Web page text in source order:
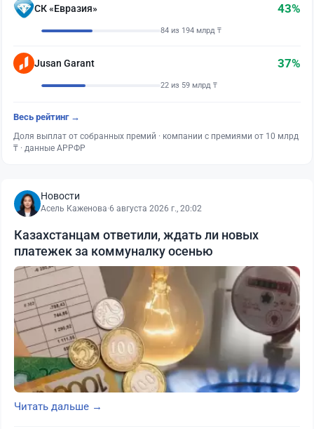
СК «Евразия» 43%
84 из 194 млрд ₸
Jusan Garant 37%
22 из 59 млрд ₸
Весь рейтинг →
Доля выплат от собранных премий · компании с премиями от 10 млрд
₸ · данные АРРФР
Новости
Асель Каженова·6 августа 2026 г., 20:02
Казахстанцам ответили, ждать ли новых
платежек за коммуналку осенью
Читать дальше →